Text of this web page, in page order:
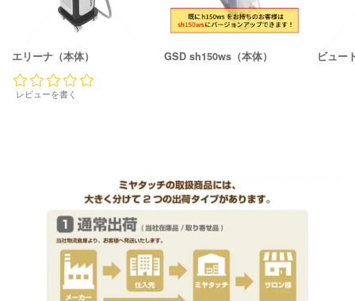
エリーナ（本体）
レビューを書く
GSD sh150ws（本体） ビュー